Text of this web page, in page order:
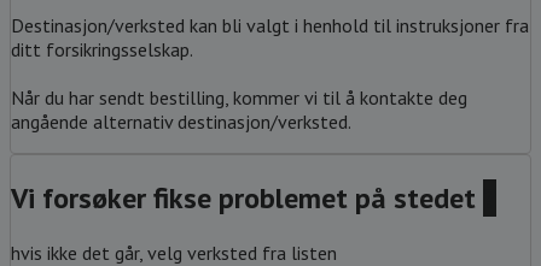
Destinasjon/verksted kan bli valgt i henhold til instruksjoner fra
ditt forsikringsselskap.
Når du har sendt bestilling, kommer vi til å kontakte deg
angående alternativ destinasjon/verksted.
Vi forsøker fikse problemet på stedet
hvis ikke det går, velg verksted fra listen